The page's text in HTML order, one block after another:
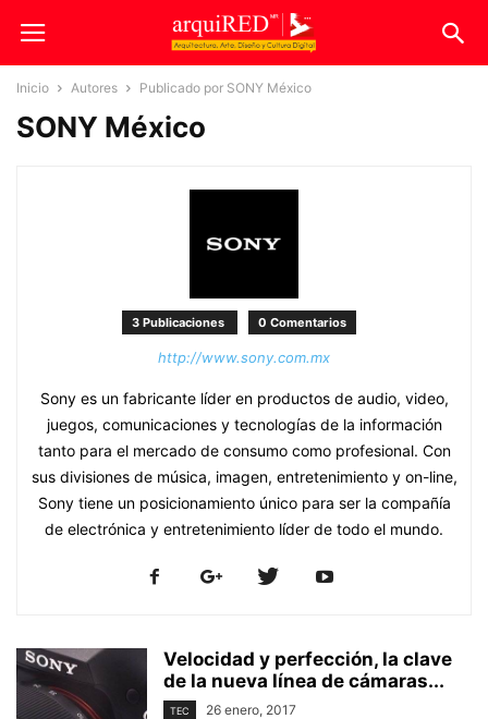
Inicio Autores Publicado por SONY México
SONY México
3 Publicaciones 0 Comentarios
http://www.sony.com.mx
Sony es un fabricante líder en productos de audio, video,
juegos, comunicaciones y tecnologías de la información
tanto para el mercado de consumo como profesional. Con
sus divisiones de música, imagen, entretenimiento y on-line,
Sony tiene un posicionamiento único para ser la compañía
de electrónica y entretenimiento líder de todo el mundo.
Velocidad y perfección, la clave
de la nueva línea de cámaras...
TEC 26 enero, 2017